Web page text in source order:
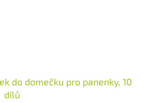
do domečku pro panenky, 10
dílů